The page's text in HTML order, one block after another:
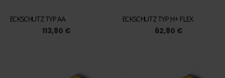
ECKSCHUTZ TYP AA
113,80 €
ECKSCHUTZ TYP H+ FLEX
62,80 €